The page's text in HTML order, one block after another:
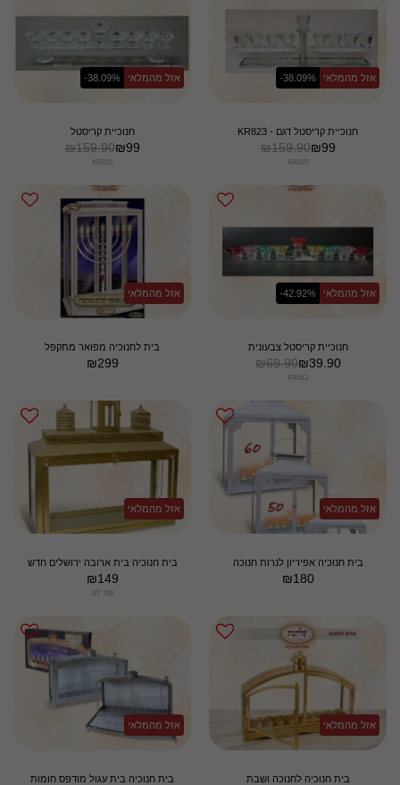
אזל מהמלאי -38.09%
חנוכיית קריסטל דגם - KR823
₪159.90₪99
KR823
אזל מהמלאי -38.09%
חנוכיית קריסטל
₪159.90₪99
KR815
אזל מהמלאי -42.92%
חנוכיית קריסטל צבעונית
₪69.90₪39.90
KR812
אזל מהמלאי
בית לחנוכיה מפואר מתקפל
₪299
אזל מהמלאי
בית חנוכיה אפיריון לנרות חנוכה
₪180
אזל מהמלאי
בית חנוכיה בית ארובה ירושלים חדש
₪149
BT 708
אזל מהמלאי
בית חנוכיה לחנוכה ושבת
אזל מהמלאי
בית חנוכיה בית עגול מודפס חומות